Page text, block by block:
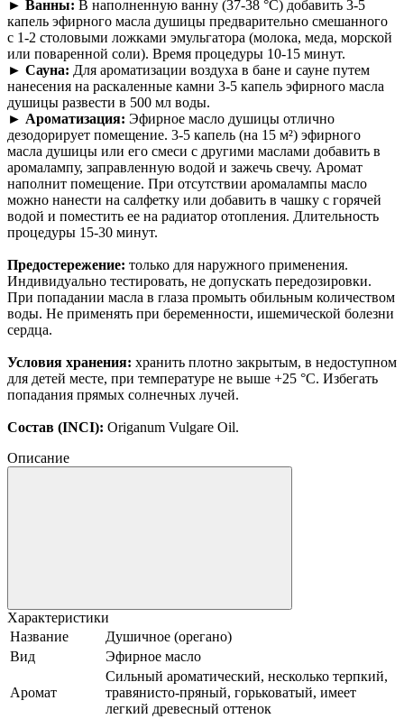
► Ванны: В наполненную ванну (37-38 °С) добавить 3-5
капель эфирного масла душицы предварительно смешанного
с 1-2 столовыми ложками эмульгатора (молока, меда, морской
или поваренной соли). Время процедуры 10-15 минут.
► Сауна: Для ароматизации воздуха в бане и сауне путем
нанесения на раскаленные камни 3-5 капель эфирного масла
душицы развести в 500 мл воды.
► Ароматизация: Эфирное масло душицы отлично
дезодорирует помещение. 3-5 капель (на 15 м²) эфирного
масла душицы или его смеси с другими маслами добавить в
аромалампу, заправленную водой и зажечь свечу. Аромат
наполнит помещение. При отсутствии аромалампы масло
можно нанести на салфетку или добавить в чашку с горячей
водой и поместить ее на радиатор отопления. Длительность
процедуры 15-30 минут.
Предостережение: только для наружного применения.
Индивидуально тестировать, не допускать передозировки.
При попадании масла в глаза промыть обильным количеством
воды. Не применять при беременности, ишемической болезни
сердца.
Условия хранения: хранить плотно закрытым, в недоступном
для детей месте, при температуре не выше +25 °С. Избегать
попадания прямых солнечных лучей.
Состав (INCI): Origanum Vulgare Oil.
Описание
Характеристики
Название
Душичное (орегано)
Вид
Эфирное масло
Аромат
Сильный ароматический, несколько терпкий,
травянисто-пряный, горьковатый, имеет
легкий древесный оттенок